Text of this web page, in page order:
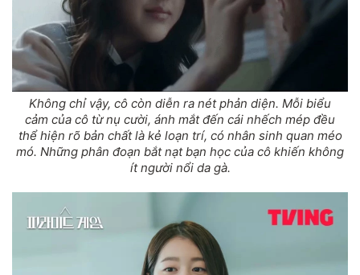
Không chỉ vậy, cô còn diễn ra nét phản diện. Mỗi biểu
cảm của cô từ nụ cười, ánh mắt đến cái nhếch mép đều
thể hiện rõ bản chất là kẻ loạn trí, có nhân sinh quan méo
mó. Những phân đoạn bắt nạt bạn học của cô khiến không
ít người nổi da gà.